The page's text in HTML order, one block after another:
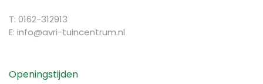
T: 0162-312913
E: info@avri-tuincentrum.nl
Openingstijden